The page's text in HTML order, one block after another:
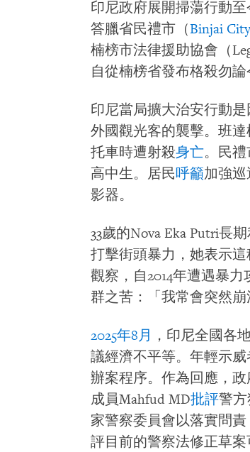
印尼政府展開掃蕩行動
答臘省民禮市（Binjai City
楠榜市法律援助協會（
自從楠榜省發布格殺勿
印尼當局擴大治安行動
外國觀光客的襲擊。班達
托車時遭射殺身亡。民
高中生。居民呼籲加強
影器。
33歲的Nova Eka Putri長
打擊街頭暴力，她表示
觀察，自2014年遭遇暴
群之苦：「我常會突然
2025年8月 ，印尼全國各
議經濟不平等。年輕示
辦案程序。作為回應，
成員Mahfud MD批評警
家警察委員會以落實問
評目前的警察法修正草案